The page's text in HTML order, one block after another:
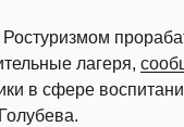
лагеря,
в сфере